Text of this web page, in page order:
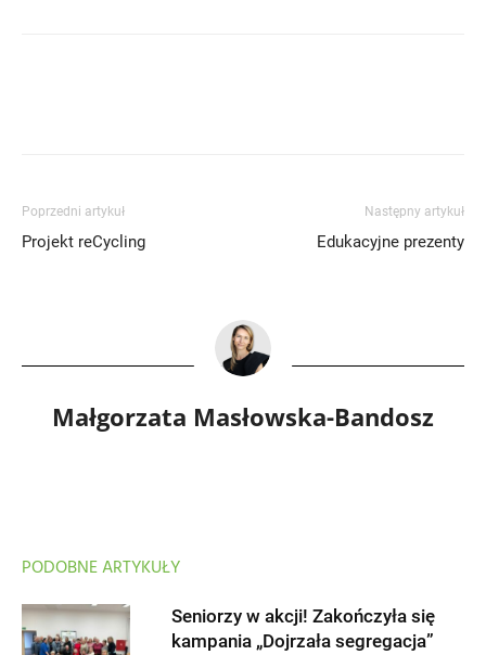
Poprzedni artykuł
Projekt reCycling
Następny artykuł
Edukacyjne prezenty
Małgorzata Masłowska-Bandosz
PODOBNE ARTYKUŁY
Seniorzy w akcji! Zakończyła się
kampania „Dojrzała segregacja”